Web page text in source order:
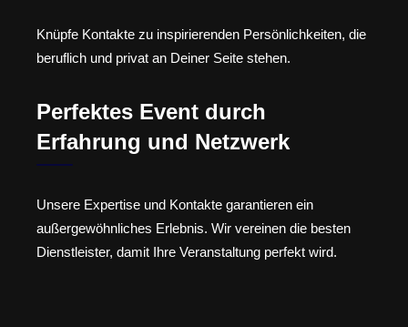
Knüpfe Kontakte zu inspirierenden Persönlichkeiten, die
beruflich und privat an Deiner Seite stehen.
Perfektes Event durch
Erfahrung und Netzwerk
Unsere Expertise und Kontakte garantieren ein
außergewöhnliches Erlebnis. Wir vereinen die besten
Dienstleister, damit Ihre Veranstaltung perfekt wird.